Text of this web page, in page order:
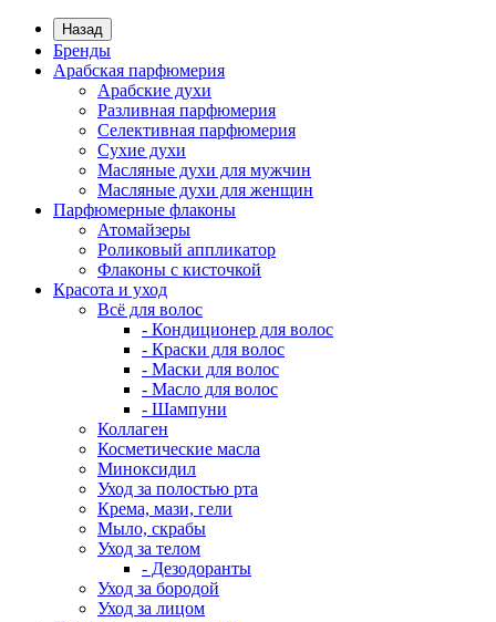
Назад
Бренды
Арабская парфюмерия
Арабские духи
Разливная парфюмерия
Селективная парфюмерия
Сухие духи
Масляные духи для мужчин
Масляные духи для женщин
Парфюмерные флаконы
Атомайзеры
Роликовый аппликатор
Флаконы с кисточкой
Красота и уход
Всё для волос
- Кондиционер для волос
- Краски для волос
- Маски для волос
- Масло для волос
- Шампуни
Коллаген
Косметические масла
Миноксидил
Уход за полостью рта
Крема, мази, гели
Мыло, скрабы
Уход за телом
- Дезодоранты
Уход за бородой
Уход за лицом